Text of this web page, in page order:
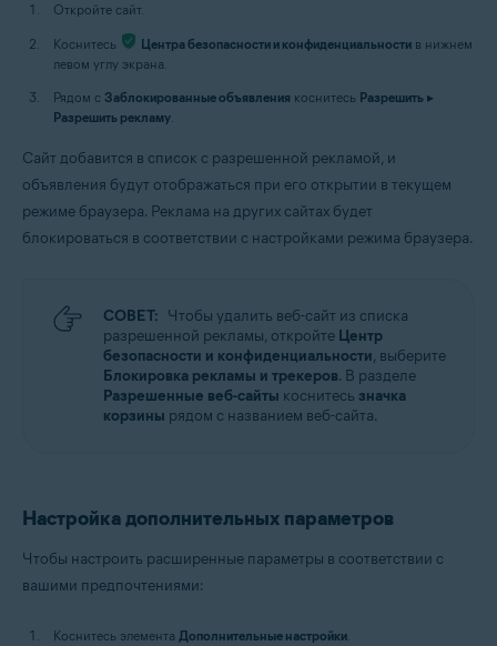
Откройте сайт.
Коснитесь Центра безопасности и конфиденциальности в нижнем
левом углу экрана.
Рядом с Заблокированные объявления коснитесь Разрешить ▸
Разрешить рекламу.
Сайт добавится в список с разрешенной рекламой, и
объявления будут отображаться при его открытии в текущем
режиме браузера. Реклама на других сайтах будет
блокироваться в соответствии с настройками режима браузера.
СОВЕТ: Чтобы удалить веб-сайт из списка
разрешенной рекламы, откройте Центр
безопасности и конфиденциальности, выберите
Блокировка рекламы и трекеров. В разделе
Разрешенные веб-сайты коснитесь значка
корзины рядом с названием веб-сайта.
Настройка дополнительных параметров
Чтобы настроить расширенные параметры в соответствии с
вашими предпочтениями:
Коснитесь элемента Дополнительные настройки.